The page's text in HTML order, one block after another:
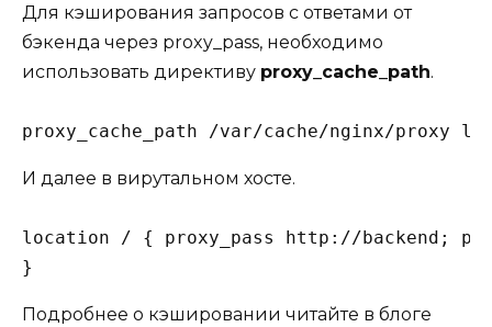
Для кэширования запросов с ответами от
бэкенда через proxy_pass, необходимо
использовать директиву proxy_cache_path.
proxy_cache_path /var/cache/nginx/proxy
И далее в вирутальном хосте.
location / { proxy_pass http://backend;
}
Подробнее о кэшировании читайте в блоге